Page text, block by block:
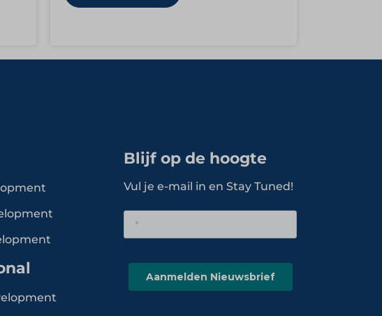
Blijf op de hoogte
Vul je e-mail in en Stay Tuned!